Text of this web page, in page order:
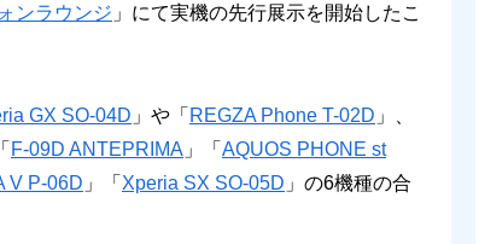
ンラウンジ 」にて実機の先行展示を開始したこ
GX SO-04D 」や「 REGZA Phone T-02D 」、
F-09D ANTEPRIMA 」「 AQUOS PHONE st
V P-06D 」「 Xperia SX SO-05D 」の6機種の合